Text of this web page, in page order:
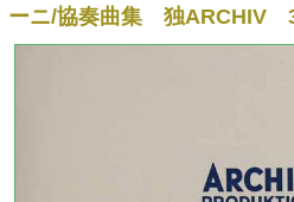
ーニ/協奏曲集 独ARCHIV